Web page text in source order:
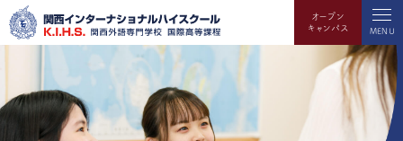
オープン
キャンパス
MENU